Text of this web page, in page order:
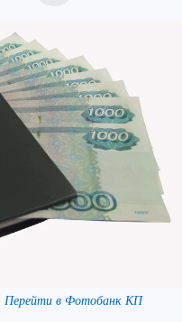
Перейти в Фотобанк КП